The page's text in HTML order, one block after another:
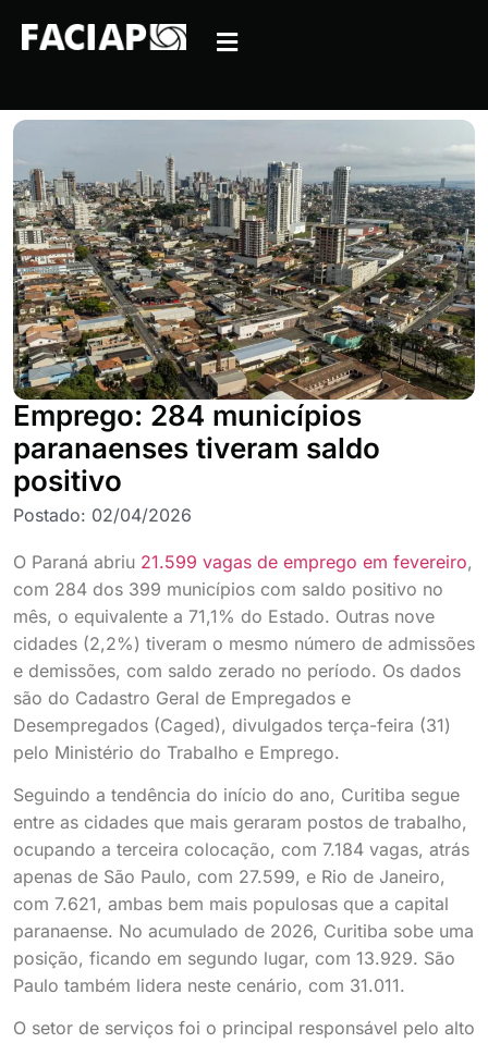
Emprego: 284 municípios
paranaenses tiveram saldo
positivo
Postado: 02/04/2026
O Paraná abriu 21.599 vagas de emprego em fevereiro,
com 284 dos 399 municípios com saldo positivo no
mês, o equivalente a 71,1% do Estado. Outras nove
cidades (2,2%) tiveram o mesmo número de admissões
e demissões, com saldo zerado no período. Os dados
são do Cadastro Geral de Empregados e
Desempregados (Caged), divulgados terça-feira (31)
pelo Ministério do Trabalho e Emprego.
Seguindo a tendência do início do ano, Curitiba segue
entre as cidades que mais geraram postos de trabalho,
ocupando a terceira colocação, com 7.184 vagas, atrás
apenas de São Paulo, com 27.599, e Rio de Janeiro,
com 7.621, ambas bem mais populosas que a capital
paranaense. No acumulado de 2026, Curitiba sobe uma
posição, ficando em segundo lugar, com 13.929. São
Paulo também lidera neste cenário, com 31.011.
O setor de serviços foi o principal responsável pelo alto